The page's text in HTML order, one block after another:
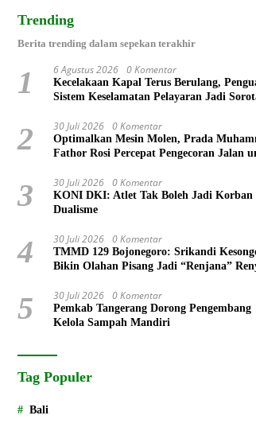
Trending
Berita trending dalam sepekan terakhir
1 6 Agustus 2026 0 Komentar
Kecelakaan Kapal Terus Berulang,
Sistem Keselamatan Pelayaran Jadi
2 30 Juli 2026 0 Komentar
Optimalkan Mesin Molen, Prada
Fathor Rosi Percepat Pengecoran Jalan
3 30 Juli 2026 0 Komentar
KONI DKI: Atlet Tak Boleh Jadi Korban
Dualisme
4 30 Juli 2026 0 Komentar
TMMD 129 Bojonegoro: Srikandi
Bikin Olahan Pisang Jadi “Renjana”
5 30 Juli 2026 0 Komentar
Pemkab Tangerang Dorong Pengembang
Kelola Sampah Mandiri
Tag Populer
Bali